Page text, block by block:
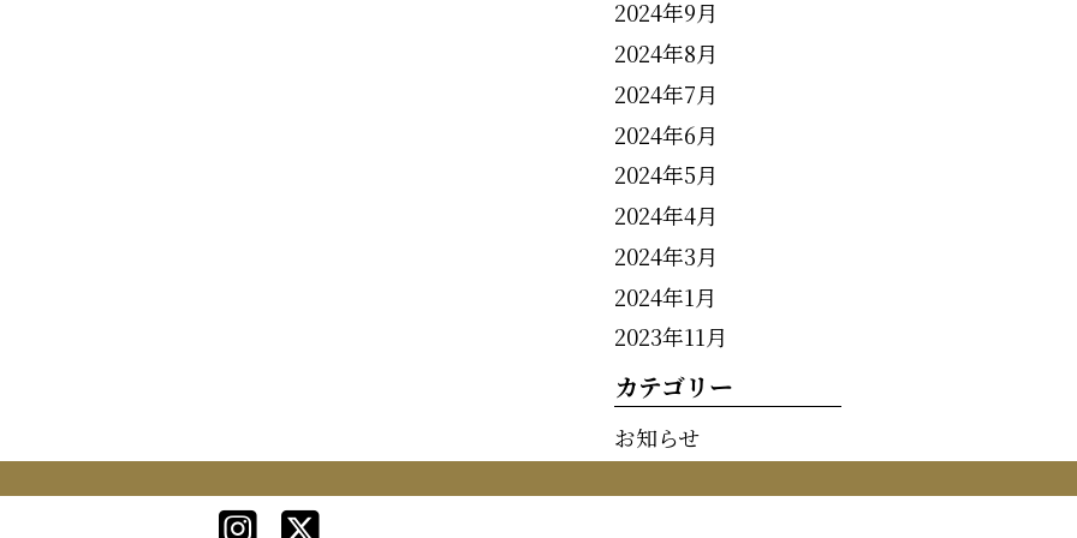
2024年9月
2024年8月
2024年7月
2024年6月
2024年5月
2024年4月
2024年3月
2024年1月
2023年11月
カテゴリー
お知らせ